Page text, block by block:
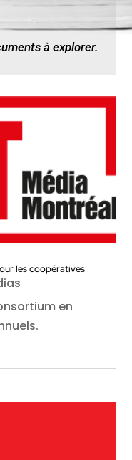
à explorer.
les coopératives
en